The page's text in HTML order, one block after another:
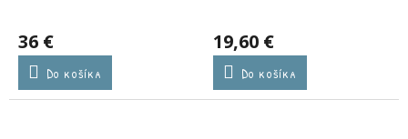
36 €
Do košíka
19,60 €
Do košíka